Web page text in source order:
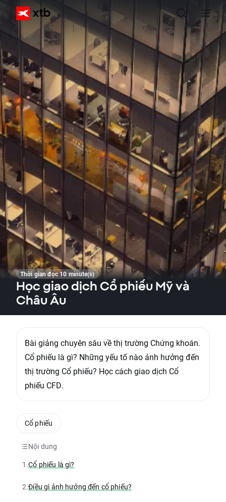
Thời gian đọc 10 minute(s)
Học giao dịch Cổ phiếu Mỹ và
Châu Âu
Bài giảng chuyên sâu về thị trường Chứng khoán.
Cổ phiếu là gì? Những yếu tố nào ảnh hưởng đến
thị trường Cổ phiếu? Học cách giao dịch Cổ
phiếu CFD.
Nội dung
1.Cổ phiếu là gì?
2.Điều gì ảnh hưởng đến cổ phiếu?
Cổ phiếu